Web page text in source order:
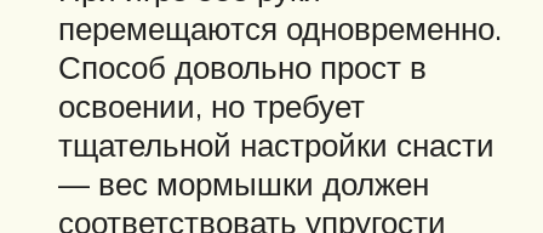
перемещаются одновременно.
Способ довольно прост в
освоении, но требует
тщательной настройки снасти
— вес мормышки должен
соответствовать упругости